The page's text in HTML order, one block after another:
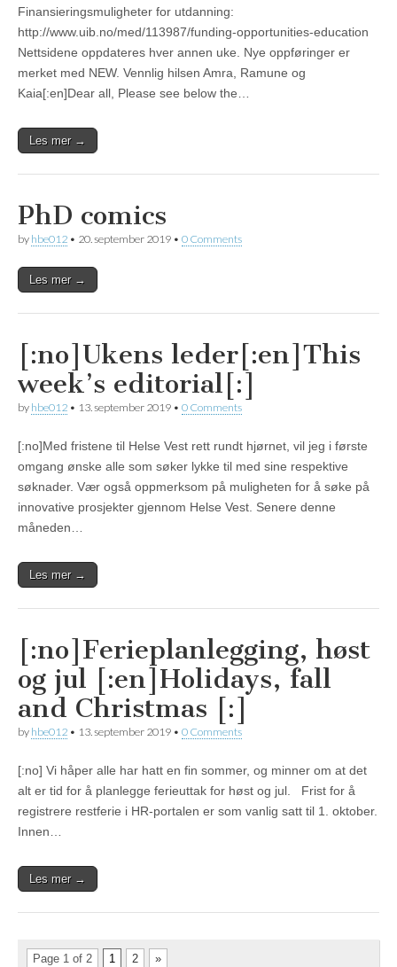
Finansieringsmuligheter for utdanning:
http://www.uib.no/med/113987/funding-opportunities-education
Nettsidene oppdateres hver annen uke. Nye oppføringer er
merket med NEW. Vennlig hilsen Amra, Ramune og
Kaia[:en]Dear all, Please see below the…
Les mer →
PhD comics
by hbe012 • 20. september 2019 • 0 Comments
Les mer →
[:no]Ukens leder[:en]This
week’s editorial[:]
by hbe012 • 13. september 2019 • 0 Comments
[:no]Med fristene til Helse Vest rett rundt hjørnet, vil jeg i første
omgang ønske alle som søker lykke til med sine respektive
søknader. Vær også oppmerksom på muligheten for å søke på
innovative prosjekter gjennom Helse Vest. Senere denne
måneden…
Les mer →
[:no]Ferieplanlegging, høst
og jul [:en]Holidays, fall
and Christmas [:]
by hbe012 • 13. september 2019 • 0 Comments
[:no] Vi håper alle har hatt en fin sommer, og minner om at det
alt er tid for å planlegge ferieuttak for høst og jul. Frist for å
registrere restferie i HR-portalen er som vanlig satt til 1. oktober.
Innen…
Les mer →
Page 1 of 2 1 2 »